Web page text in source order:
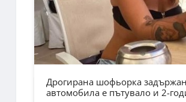
Дрогирана шофьорка
автомобила е пътувало и 2-